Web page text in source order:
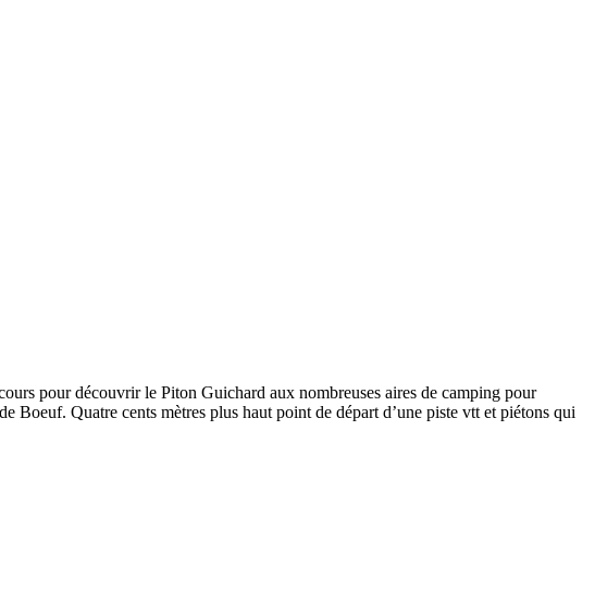
pour découvrir le Piton Guichard aux nombreuses aires de camping pour
Boeuf. Quatre cents mètres plus haut point de départ d’une piste vtt et piétons qui